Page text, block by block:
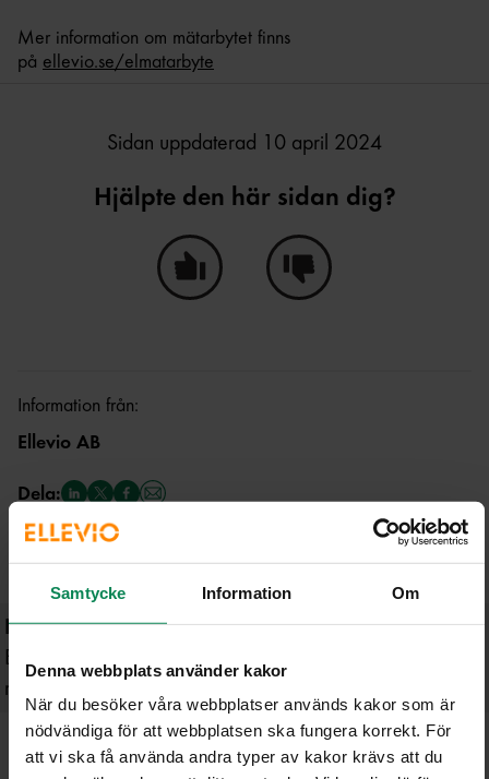
Samtycke Information Om
Denna webbplats använder kakor
När du besöker våra webbplatser används kakor som är
nödvändiga för att webbplatsen ska fungera korrekt. För
att vi ska få använda andra typer av kakor krävs att du
Mer information om mätarbytet finns
på ellevio.se/elmatarbyte
Sidan uppdaterad 10 april 2024
Hjälpte den här sidan dig?
Information från:
Ellevio AB
Dela:
Läs nästa artikel
Elleviokunderna Dennis och Katarina ser nya
möjligheter med ny elmätare